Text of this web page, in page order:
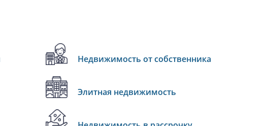
Недвижимость от собственника
Элитная недвижимость